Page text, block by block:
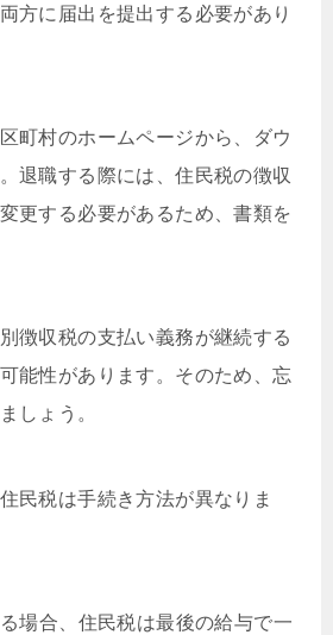
方に届出を提出する必要があり
町村のホームページから、ダウ
退職する際には、住民税の徴収
更する必要があるため、書類を
徴収税の支払い義務が継続する
能性があります。そのため、忘
しょう。
民税は手続き方法が異なりま
場合、住民税は最後の給与で一